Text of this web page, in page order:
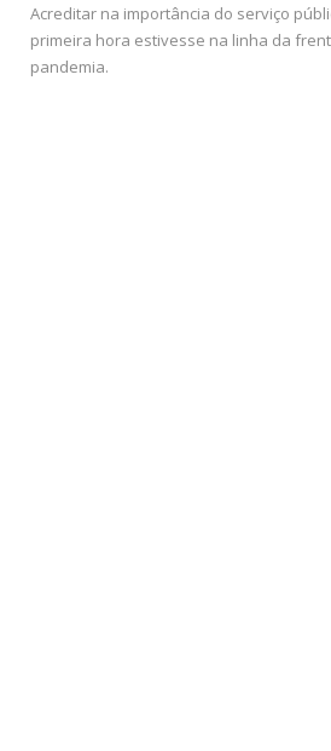
Acreditar na importância do serviço
primeira hora estivesse na linha da
pandemia.